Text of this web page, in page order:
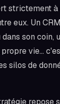
strictement
eux. Un
son coin,
vie…
silos de
repose